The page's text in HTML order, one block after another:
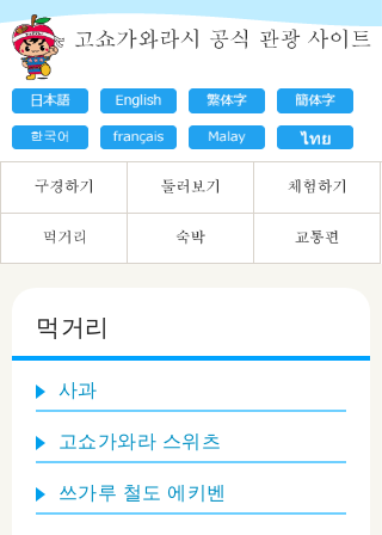
먹거리
사과
고쇼가와라 스위츠
쓰가루 철도 에키벤